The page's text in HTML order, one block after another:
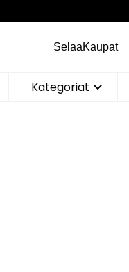
SelaaKaupat
Kategoriat